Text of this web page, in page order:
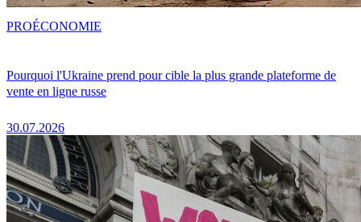
Pourquoi l'Ukraine prend pour cible la plus grande plateforme de
vente en ligne russe
30.07.2026
PROÉCONOMIE